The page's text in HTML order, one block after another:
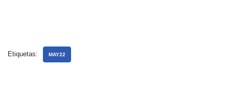
Etiquetas: MAY22